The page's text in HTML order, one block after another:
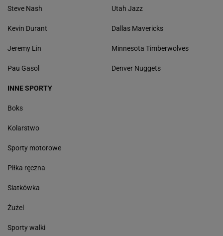
Steve Nash
Kevin Durant
Jeremy Lin
Pau Gasol
Utah Jazz
Dallas Mavericks
Minnesota Timberwolves
Denver Nuggets
INNE SPORTY
Boks
Kolarstwo
Sporty motorowe
Piłka ręczna
Siatkówka
Żużel
Sporty walki